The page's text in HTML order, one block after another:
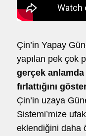
Çin’in Yapay
yapılan pek çok
gerçek anlamda
fırlattığını
Çin’in uzaya
Sistemi’mize
eklendiğini daha